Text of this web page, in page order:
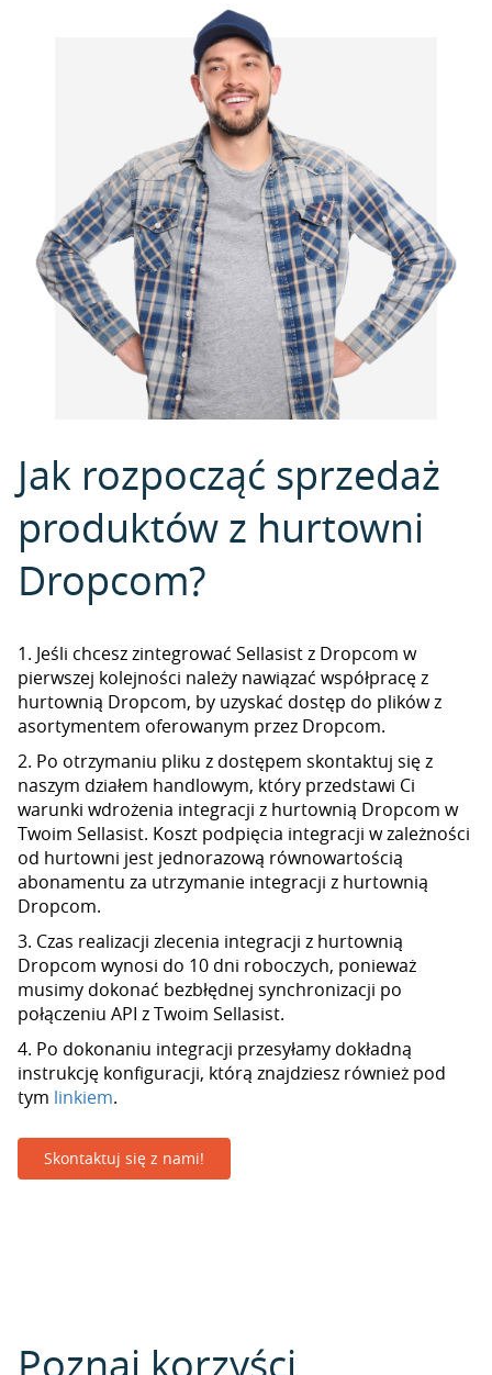
Jak rozpocząć sprzedaż
produktów z hurtowni
Dropcom?
1. Jeśli chcesz zintegrować Sellasist z Dropcom w
pierwszej kolejności należy nawiązać współpracę z
hurtownią Dropcom, by uzyskać dostęp do plików z
asortymentem oferowanym przez Dropcom.
2. Po otrzymaniu pliku z dostępem skontaktuj się z
naszym działem handlowym, który przedstawi Ci
warunki wdrożenia integracji z hurtownią Dropcom w
Twoim Sellasist. Koszt podpięcia integracji w zależności
od hurtowni jest jednorazową równowartością
abonamentu za utrzymanie integracji z hurtownią
Dropcom.
3. Czas realizacji zlecenia integracji z hurtownią
Dropcom wynosi do 10 dni roboczych, ponieważ
musimy dokonać bezbłędnej synchronizacji po
połączeniu API z Twoim Sellasist.
4. Po dokonaniu integracji przesyłamy dokładną
instrukcję konfiguracji, którą znajdziesz również pod
tym linkiem.
Skontaktuj się z nami!
Poznaj korzyści